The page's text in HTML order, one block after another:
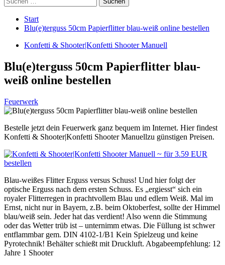
nach:
Start
Blu(e)terguss 50cm Papierflitter blau-weiß online bestellen
Konfetti & Shooter|Konfetti Shooter Manuell
Blu(e)terguss 50cm Papierflitter blau-
weiß online bestellen
Feuerwerk
Bestelle jetzt dein Feuerwerk ganz bequem im Internet. Hier findest
Konfetti & Shooter|Konfetti Shooter Manuellzu günstigen Preisen.
Blau-weißes Flitter Erguss versus Schuss! Und hier folgt der
optische Erguss nach dem ersten Schuss. Es „ergiesst“ sich ein
royaler Flitterregen in prachtvollem Blau und edlem Weiß. Mal im
Ernst, nicht nur in Bayern, z.B. beim Oktoberfest, sollte der Himmel
blau/weiß sein. Jeder hat das verdient! Also wenn die Stimmung
oder das Wetter trüb ist – unternimm etwas. Die Füllung ist schwer
entflammbar gem. DIN 4102-1/B1 Kein Spielzeug und keine
Pyrotechnik! Behälter schießt mit Druckluft. Abgabeempfehlung: 12
Jahre 1 Shooter